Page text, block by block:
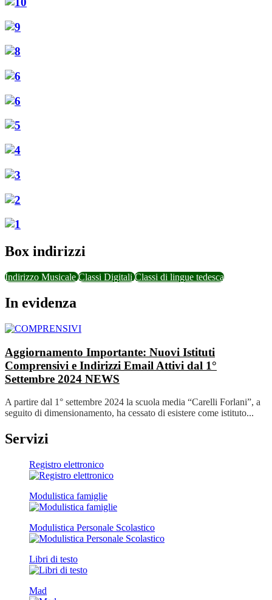
Box indirizzi
Indirizzo MusicaleClassi DigitaliClassi di lingue tedesca
In evidenza
Aggiornamento Importante: Nuovi Istituti
Comprensivi e Indirizzi Email Attivi dal 1°
Settembre 2024 NEWS
A partire dal 1° settembre 2024 la scuola media “Carelli Forlani”, a
seguito di dimensionamento, ha cessato di esistere come istituto...
Servizi
Registro elettronico
Modulistica famiglie
Modulistica Personale Scolastico
Libri di testo
Mad